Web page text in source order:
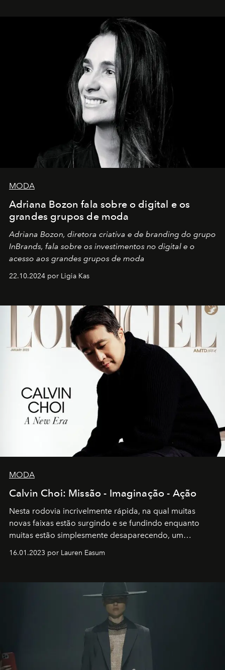
MODA
Adriana Bozon fala sobre o digital e os
grandes grupos de moda
Adriana Bozon, diretora criativa e de branding do grupo
InBrands, fala sobre os investimentos no digital e o
acesso aos grandes grupos de moda
22.10.2024 por Ligia Kas
MODA
Calvin Choi: Missão - Imaginação - Ação
Nesta rodovia incrivelmente rápida, na qual muitas
novas faixas estão surgindo e se fundindo enquanto
muitas estão simplesmente desaparecendo, um
transportador AMTD abrindo caminho para muitos
por propósitos, com um claro senso de missão na vida e
16.01.2023 por Lauren Easum